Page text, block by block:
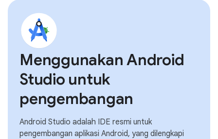
Menggunakan Android
Studio untuk
pengembangan
Android Studio adalah IDE resmi untuk
pengembangan aplikasi Android, yang dilengkapi